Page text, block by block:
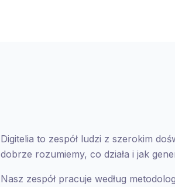
Digitelia to zespół ludzi z szerokim
dobrze rozumiemy, co działa i jak
Nasz zespół pracuje według